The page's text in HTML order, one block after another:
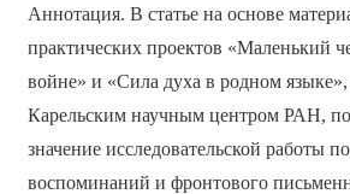
Аннотация. В статье на основе
практических проектов «Маленький
войне» и «Сила духа в родном
Карельским научным центром РАН,
значение исследовательской работы
воспоминаний и фронтового